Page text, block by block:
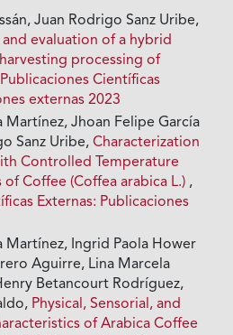
Juan Rodrigo Sanz Uribe,
and evaluation of a hybrid
processing of
Publicaciones Científicas
externas 2023
Martínez, Jhoan Felipe García
Sanz Uribe,Characterization
Controlled Temperature
Coffee (Coffea arabica L.) ,
Externas: Publicaciones
Martínez, Ingrid Paola Hower
Aguirre, Lina Marcela
Betancourt Rodríguez,
Physical, Sensorial, and
of Arabica Coffee